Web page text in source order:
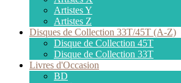
Artistes Y
Artistes Z
Disques de Collection 33T/45T (A-Z)
Disque de Collection 45T
Disque de Collection 33T
Livres d'Occasion
BD